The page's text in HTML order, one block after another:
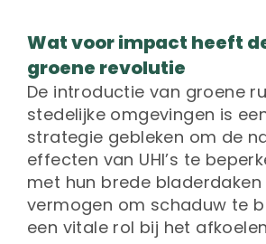
Wat voor impact heeft
groene revolutie
De introductie van groene
stedelijke omgevingen is
strategie gebleken om de
effecten van UHI’s te
met hun brede bladerdaken
vermogen om schaduw te
een vitale rol bij het